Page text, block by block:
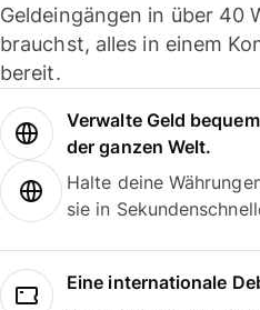
Geldeingängen in über 40
brauchst, alles in einem
bereit.
Verwalte Geld
der ganzen Welt.
Halte deine
sie in
Eine internationale